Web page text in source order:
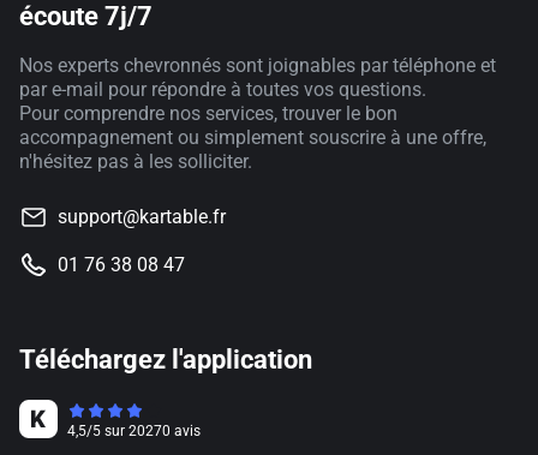
écoute 7j/7
Nos experts chevronnés sont joignables par téléphone et
par e-mail pour répondre à toutes vos questions.
Pour comprendre nos services, trouver le bon
accompagnement ou simplement souscrire à une offre,
n'hésitez pas à les solliciter.
support@kartable.fr
01 76 38 08 47
Téléchargez l'application
4,5/5 sur 20270 avis